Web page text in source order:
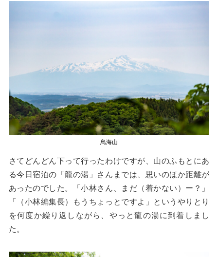
鳥海山
さてどんどん下って行ったわけですが、山のふもとにあ
る今日宿泊の「龍の湯」さんまでは、思いのほか距離が
あったのでした。「小林さん、まだ（着かない）ー？」
「（小林編集長）もうちょっとですよ」というやりとり
を何度か繰り返しながら、やっと龍の湯に到着しまし
た。